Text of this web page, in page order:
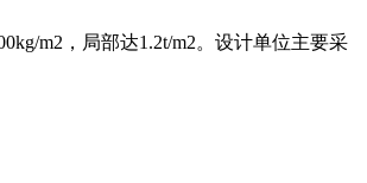
m2，局部达1.2t/m2。设计单位主要采